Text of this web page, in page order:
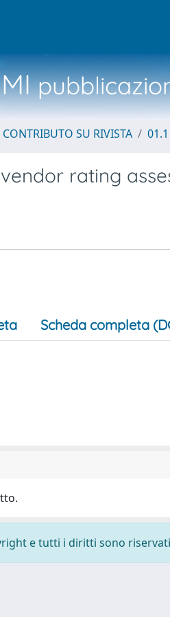
SU RIVISTA
rating
Scheda completa
e tutti i diritti sono